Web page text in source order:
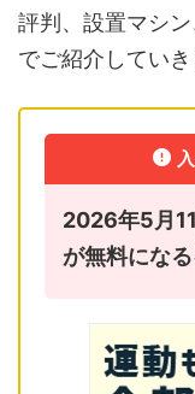
評判、設置マシ
でご紹介していき
2026年5月
が無料にな